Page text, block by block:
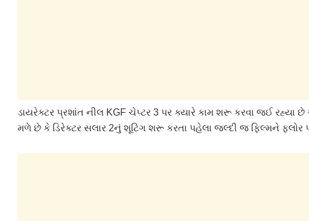
ડાયરેક્ટર પ્રશાંત નીલ KGF ચેપ્ટર 3 પર ક્યારે કામ શરૂ કરવા જઈ રહ્યા
મળે છે કે ડિરેક્ટર સલાર 2નું શૂટિંગ શરૂ કરતા પહેલા જલ્દી જ ફિલ્મને ફ્લોર